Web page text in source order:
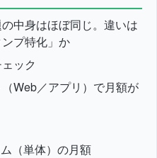
中身はほぼ同じ。違いは
プ特化」か
ック
Web／アプリ）で月額が
（単体）の月額